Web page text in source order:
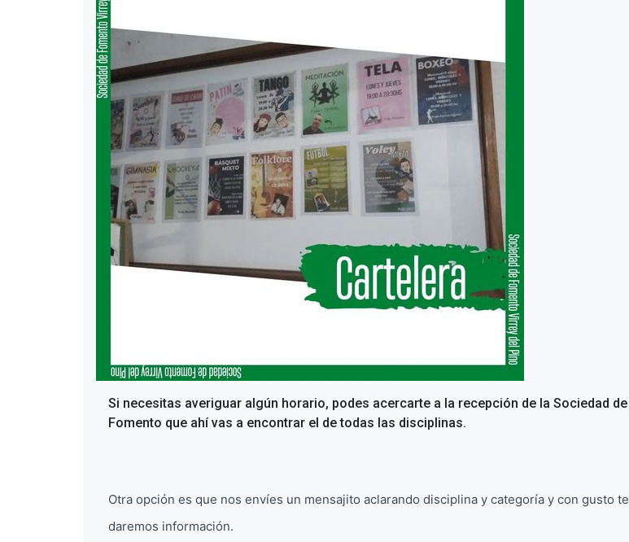
Si necesitas averiguar algún horario, podes acercarte a la recepción de la Sociedad de
Fomento que ahí vas a encontrar el de todas las disciplinas.
Otra opción es que nos envíes un mensajito aclarando disciplina y categoría y con gusto te
daremos información.